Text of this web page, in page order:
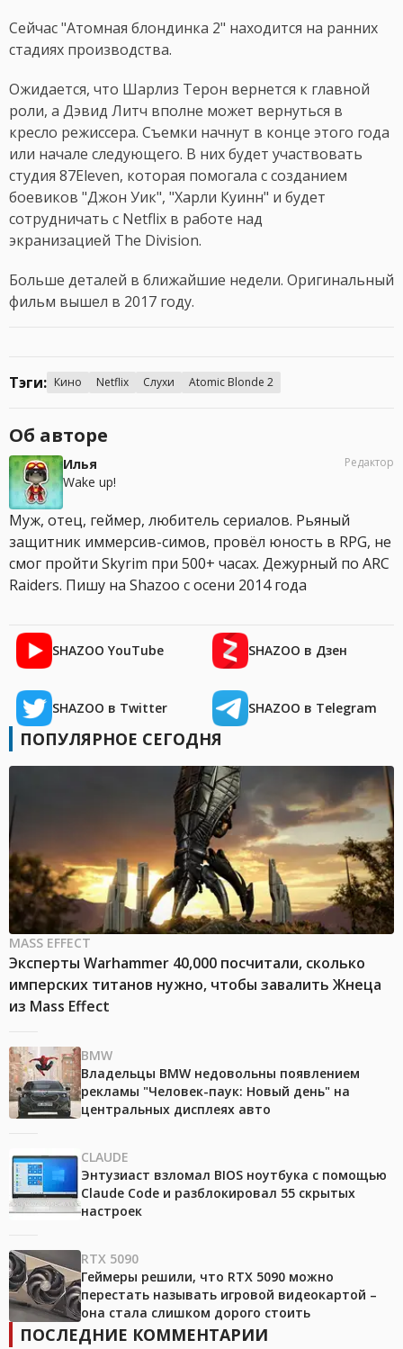
Сейчас "Атомная блондинка 2" находится на ранних
стадиях производства.
Ожидается, что Шарлиз Терон вернется к главной
роли, а Дэвид Литч вполне может вернуться в
кресло режиссера. Съемки начнут в конце этого года
или начале следующего. В них будет участвовать
студия 87Eleven, которая помогала с созданием
боевиков "Джон Уик", "Харли Куинн" и будет
сотрудничать с Netflix в работе над
экранизацией The Division.
Больше деталей в ближайшие недели. Оригинальный
фильм вышел в 2017 году.
Тэги: Кино Netflix Слухи Atomic Blonde 2
Об авторе
Илья
Wake up!
Редактор
Муж, отец, геймер, любитель сериалов. Рьяный
защитник иммерсив-симов, провёл юность в RPG, не
смог пройти Skyrim при 500+ часах. Дежурный по ARC
Raiders. Пишу на Shazoo с осени 2014 года
SHAZOO YouTube SHAZOO в Дзен
SHAZOO в Twitter SHAZOO в Telegram
ПОПУЛЯРНОЕ СЕГОДНЯ
MASS EFFECT
Эксперты Warhammer 40,000 посчитали, сколько
имперских титанов нужно, чтобы завалить Жнеца
из Mass Effect
BMW
Владельцы BMW недовольны появлением
рекламы "Человек-паук: Новый день" на
центральных дисплеях авто
CLAUDE
Энтузиаст взломал BIOS ноутбука с помощью
Claude Code и разблокировал 55 скрытых
настроек
RTX 5090
Геймеры решили, что RTX 5090 можно
перестать называть игровой видеокартой –
она стала слишком дорого стоить
ПОСЛЕДНИЕ КОММЕНТАРИИ